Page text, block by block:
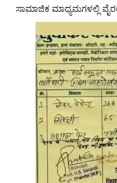
ಸಾಮಾಜಿಕ ಮಾಧ್ಯಮಗಳಲ್ಲಿ